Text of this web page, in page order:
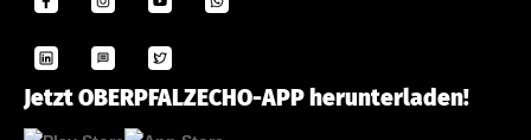
Jetzt OBERPFALZECHO-APP herunterladen!